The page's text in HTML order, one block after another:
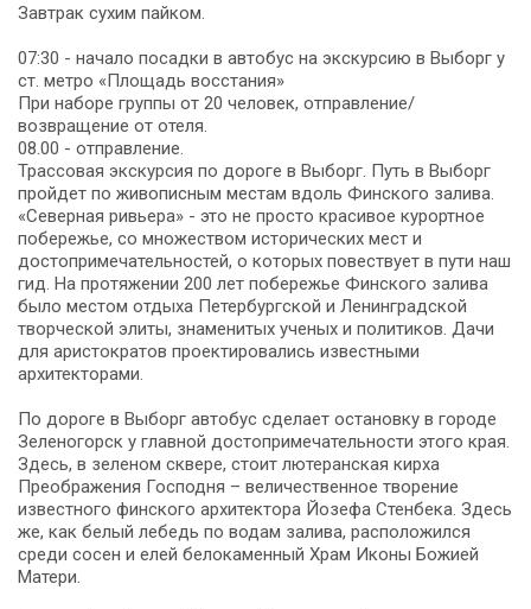
Завтрак сухим пайком.
07:30 - начало посадки в автобус на экскурсию в Выборг у
ст. метро «Площадь восстания»
При наборе группы от 20 человек, отправление/
возвращение от отеля.
08.00 - отправление.
Трассовая экскурсия по дороге в Выборг. Путь в Выборг
пройдет по живописным местам вдоль Финского залива.
«Cеверная ривьера» - это не просто красивое курортное
побережье, со множеством исторических мест и
достопримечательностей, о которых повествует в пути наш
гид. На протяжении 200 лет побережье Финского залива
было местом отдыха Петербургской и Ленинградской
творческой элиты, знаменитых ученых и политиков. Дачи
для аристократов проектировались известными
архитекторами.
По дороге в Выборг автобус сделает остановку в городе
Зеленогорск у главной достопримечательности этого края.
Здесь, в зеленом сквере, стоит лютеранская кирха
Преображения Господня – величественное творение
известного финского архитектора Йозефа Стенбека. Здесь
же, как белый лебедь по водам залива, расположился
среди сосен и елей белокаменный Храм Иконы Божией
Матери.